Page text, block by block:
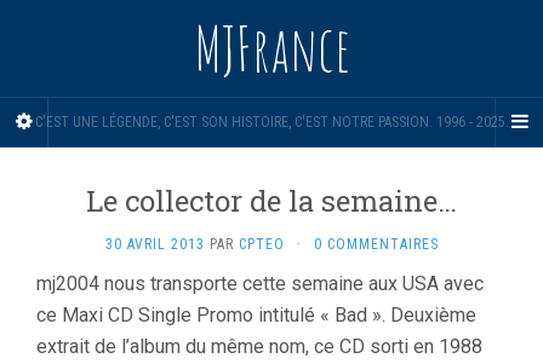
MJFrance
C'EST UNE LÉGENDE, C'EST SON HISTOIRE, C'EST NOTRE PASSION. 1996 - 2025.
Le collector de la semaine…
30 AVRIL 2013 PAR CPTEO · 0 COMMENTAIRES
mj2004 nous transporte cette semaine aux USA avec
ce Maxi CD Single Promo intitulé « Bad ». Deuxième
extrait de l’album du même nom, ce CD sorti en 1988